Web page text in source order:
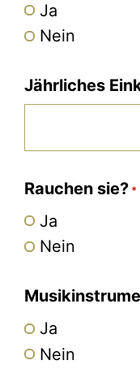
Ja
Nein
Jährliches
Rauchen sie? *
Ja
Nein
Ja
Nein